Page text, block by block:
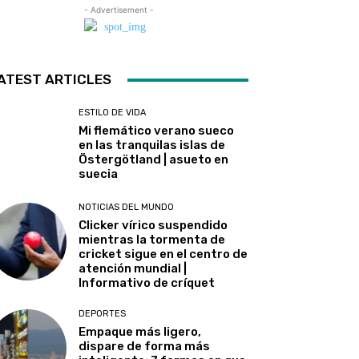
- Advertisement -
ARTICLES
ESTILO DE VIDA
Mi flemático verano sueco
en las tranquilas islas de
Östergötland | asueto en
suecia
NOTICIAS DEL MUNDO
Clicker vírico suspendido
mientras la tormenta de
cricket sigue en el centro de
atención mundial |
Informativo de críquet
DEPORTES
Empaque más ligero,
dispare de forma más